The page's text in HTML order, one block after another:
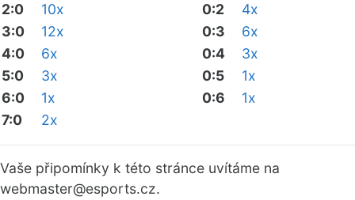
2:0
10x
3:0
12x
4:0
6x
5:0
3x
6:0
1x
7:0
2x
0:2
4x
0:3
6x
0:4
3x
0:5
1x
0:6
1x
Vaše připomínky k této stránce uvítáme na
webmaster@esports.cz.